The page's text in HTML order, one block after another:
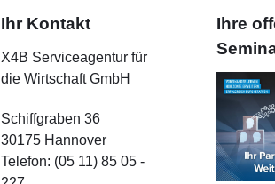
Ihr Kontakt
X4B Serviceagentur für
die Wirtschaft GmbH
Schiffgraben 36
30175 Hannover
Telefon: (05 11) 85 05 -
Ihre